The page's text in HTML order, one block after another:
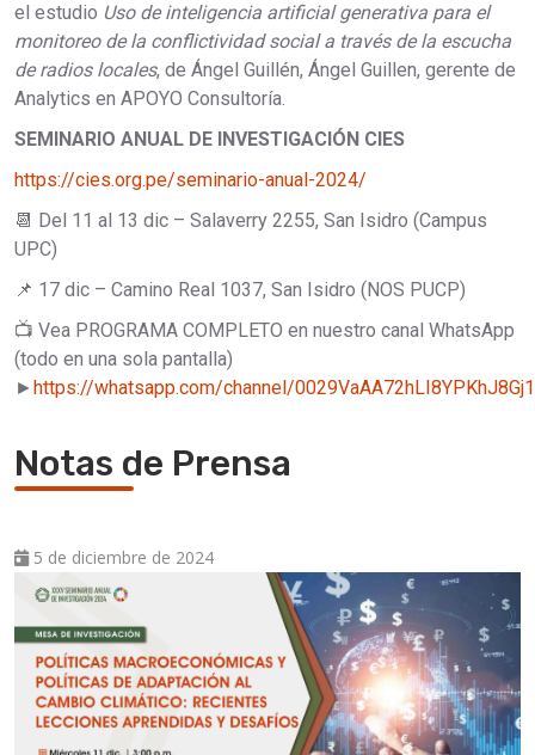
el estudio Uso de inteligencia artificial generativa para el
monitoreo de la conflictividad social a través de la escucha
de radios locales, de Ángel Guillén, Ángel Guillen, gerente de
Analytics en APOYO Consultoría.
SEMINARIO ANUAL DE INVESTIGACIÓN CIES
https://cies.org.pe/seminario-anual-2024/
📆 Del 11 al 13 dic – Salaverry 2255, San Isidro (Campus
UPC)
📌 17 dic – Camino Real 1037, San Isidro (NOS PUCP)
📺 Vea PROGRAMA COMPLETO en nuestro canal WhatsApp
(todo en una sola pantalla)
► https://whatsapp.com/channel/
Notas de Prensa
5 de diciembre de 2024